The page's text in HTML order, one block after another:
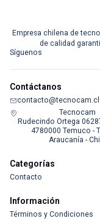
Empresa chilena de
de calidad
Síguenos
Contáctanos
contacto@tecnocam.cl
Tecnocam
Rudecindo Ortega
4780000 Temuco -
Araucanía -
Categorías
Contacto
Información
Términos y Condiciones